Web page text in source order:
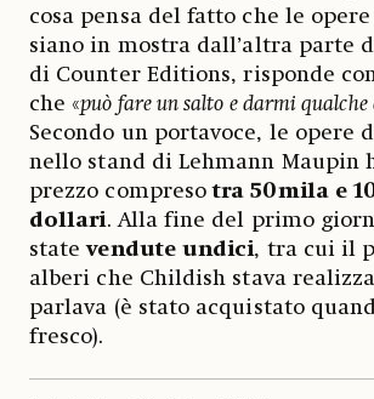
cosa pensa del fatto che le
siano in mostra dall’altra parte
di Counter Editions, risponde
che «può fare un salto e darmi qualche
Secondo un portavoce, le opere
nello stand di Lehmann Maupin
prezzo compresotra 50mila e
dollari. Alla fine del primo
statevendute undici, tra cui il
alberi che Childish stava
parlava (è stato acquistato
fresco).